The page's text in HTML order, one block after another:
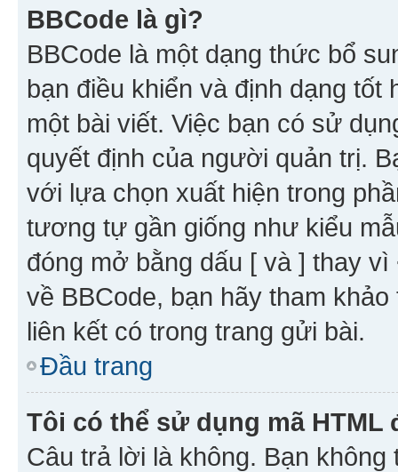
BBCode là gì?
BBCode là một dạng thức bổ
bạn điều khiển và định dạng
một bài viết. Việc bạn có sử
quyết định của người quản trị.
với lựa chọn xuất hiện trong
tương tự gần giống như kiểu
đóng mở bằng dấu [ và ] thay
về BBCode, bạn hãy tham
liên kết có trong trang gửi bài.
Đầu trang
Tôi có thể sử dụng mã
Câu trả lời là không. Bạn